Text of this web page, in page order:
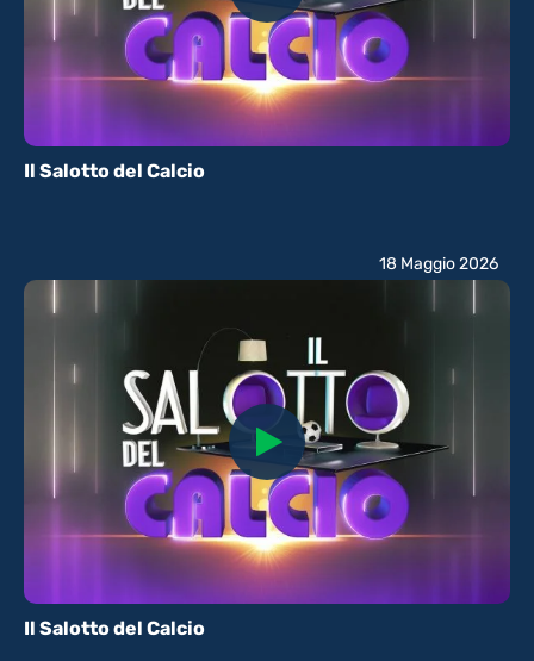
Il Salotto del Calcio
Il Salotto del Calcio
18 Maggio 2026